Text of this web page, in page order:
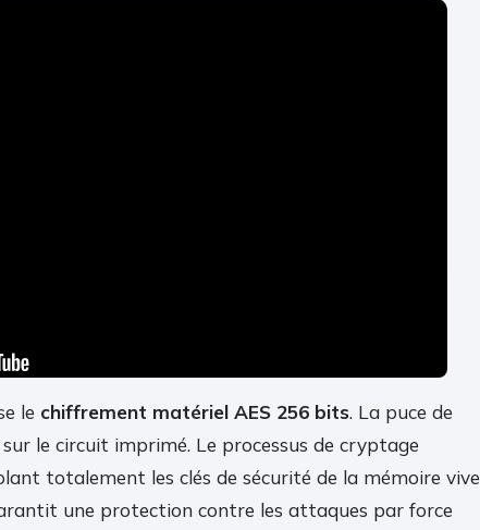
le chiffrement matériel AES 256 bits. La puce de
le circuit imprimé. Le processus de cryptage
totalement les clés de sécurité de la mémoire vive
une protection contre les attaques par force